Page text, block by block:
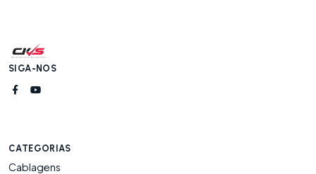
SIGA-NOS
CATEGORIAS
Cablagens